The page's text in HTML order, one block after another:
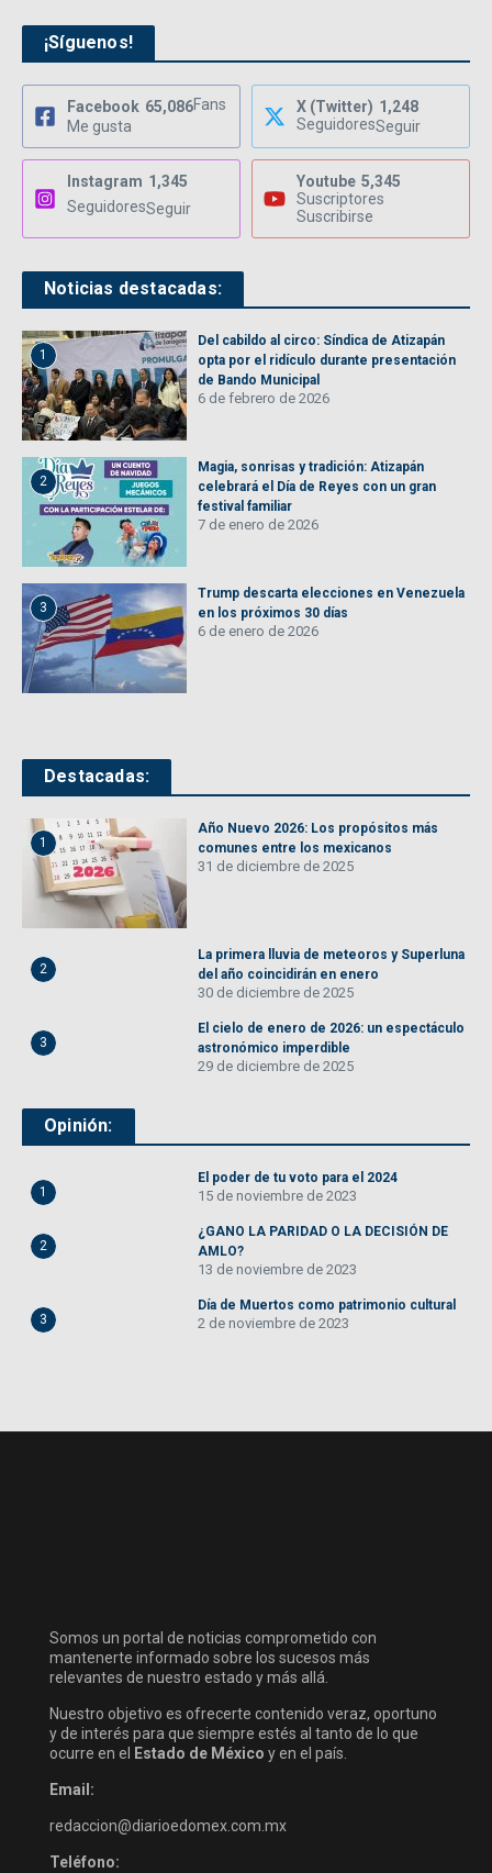
¡Síguenos!
Facebook 65,086Fans
Me gusta
X (Twitter) 1,248
SeguidoresSeguir
Instagram 1,345
SeguidoresSeguir
Youtube 5,345
Suscriptores
Suscribirse
Noticias destacadas:
1
Del cabildo al circo: Síndica de Atizapán
opta por el ridículo durante presentación
de Bando Municipal
6 de febrero de 2026
2
Magia, sonrisas y tradición: Atizapán
celebrará el Día de Reyes con un gran
festival familiar
7 de enero de 2026
3
Trump descarta elecciones en Venezuela
en los próximos 30 días
6 de enero de 2026
Destacadas:
1
Año Nuevo 2026: Los propósitos más
comunes entre los mexicanos
31 de diciembre de 2025
2
La primera lluvia de meteoros y Superluna
del año coincidirán en enero
30 de diciembre de 2025
3
El cielo de enero de 2026: un espectáculo
astronómico imperdible
29 de diciembre de 2025
Opinión:
1
El poder de tu voto para el 2024
15 de noviembre de 2023
2
¿GANO LA PARIDAD O LA DECISIÓN DE
AMLO?
13 de noviembre de 2023
3
Día de Muertos como patrimonio cultural
2 de noviembre de 2023
Somos un portal de noticias comprometido con
mantenerte informado sobre los sucesos más
relevantes de nuestro estado y más allá.
Nuestro objetivo es ofrecerte contenido veraz, oportuno
y de interés para que siempre estés al tanto de lo que
ocurre en el
Estado de México y en el país.
Email:
redaccion@diarioedomex.com.mx
Teléfono: